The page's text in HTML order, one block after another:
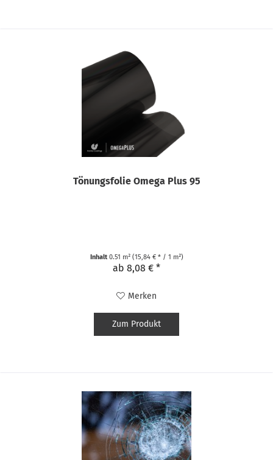
Tönungsfolie Omega Plus 95
Inhalt0.51 m² (15,84 € * / 1 m²)
ab 8,08 € *
Merken
Zum Produkt